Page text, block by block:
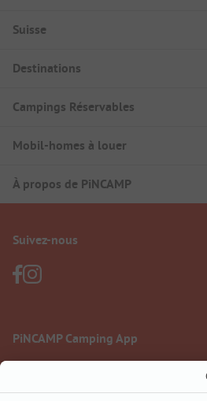
Suisse
Destinations
Campings Réservables
Mobil-homes à louer
À propos de PiNCAMP
Suivez-nous
PiNCAMP Camping App